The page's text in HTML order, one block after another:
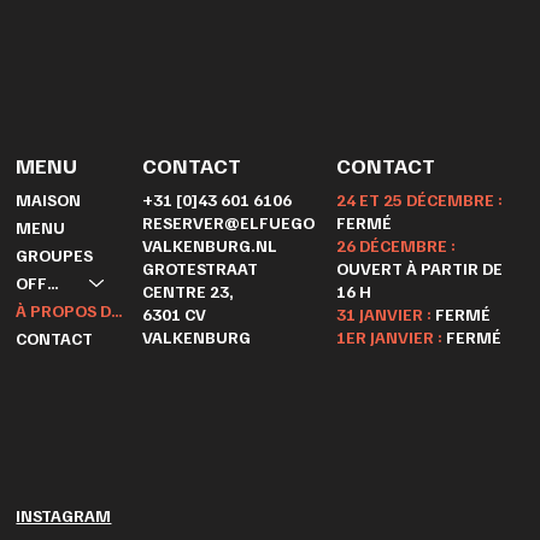
MENU
MAISON
MENU
GROUPES
OFFRES
À PROPOS DE NOUS
CONTACT
CONTACT
+31 [0]43 601 6106
RESERVER@ELFUEGO
VALKENBURG.NL
GROTESTRAAT
CENTRE 23,
6301 CV
VALKENBURG
CONTACT
24 ET 25 DÉCEMBRE :
FERMÉ
26 DÉCEMBRE :
OUVERT À PARTIR DE
16 H
31 JANVIER : FERMÉ
1ER JANVIER : FERMÉ
INSTAGRAM